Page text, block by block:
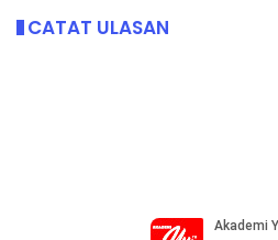
CATAT ULASAN